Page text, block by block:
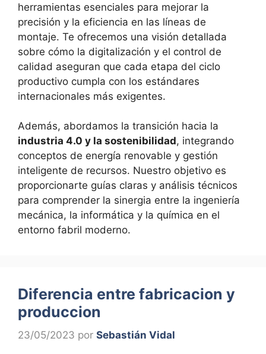
herramientas esenciales para mejorar la
precisión y la eficiencia en las líneas de
montaje. Te ofrecemos una visión detallada
sobre cómo la digitalización y el control de
calidad aseguran que cada etapa del ciclo
productivo cumpla con los estándares
internacionales más exigentes.
Además, abordamos la transición hacia la
industria 4.0 y la sostenibilidad, integrando
conceptos de energía renovable y gestión
inteligente de recursos. Nuestro objetivo es
proporcionarte guías claras y análisis técnicos
para comprender la sinergia entre la ingeniería
mecánica, la informática y la química en el
entorno fabril moderno.
Diferencia entre fabricacion y
produccion
23/05/2023 por Sebastián Vidal